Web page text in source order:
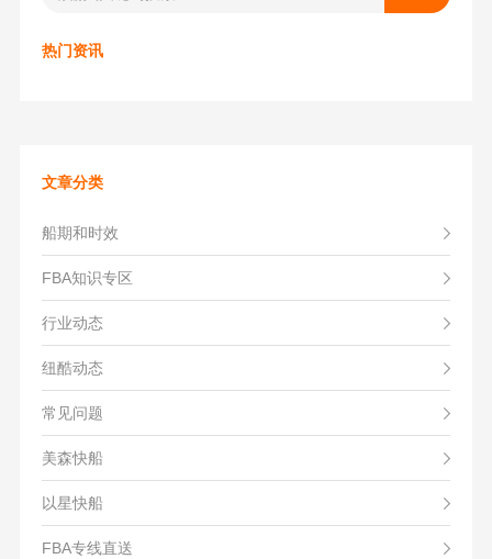
热门资讯
文章分类
船期和时效
FBA知识专区
行业动态
纽酷动态
常见问题
美森快船
以星快船
FBA专线直送